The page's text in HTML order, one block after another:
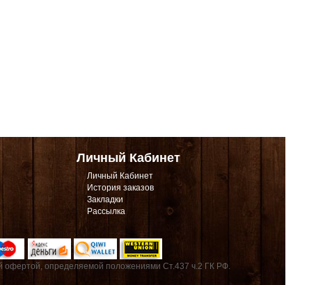
Личный Кабинет
Личный Кабинет
История заказов
Закладки
Рассылка
офертой, определяемой положениями Ст.437 ч.2 ГК РФ.